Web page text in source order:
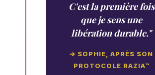
C'est la première fois
que je sens une
libération durable."
➔ SOPHIE, APRÈS SON
PROTOCOLE RAZIA™